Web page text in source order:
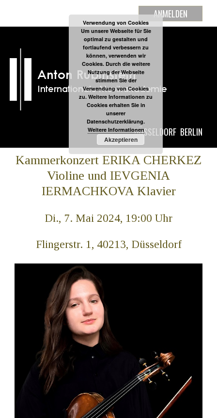
ANMELDEN
DÜSSELDORF BERLIN
Kammerkonzert ERIKA CHERKEZ
Violine und IEVGENIA
IERMACHKOVA Klavier
Di., 7. Mai 2024, 19:00 Uhr
Flingerstr. 1, 40213, Düsseldorf
Verwendung von Cookies
Um unsere Webseite für Sie
optimal zu gestalten und
fortlaufend verbessern zu
können, verwenden wir
Cookies. Durch die weitere
Nutzung der Webseite
stimmen Sie der
Verwendung von Cookies
zu. Weitere Informationen zu
Cookies erhalten Sie in
unserer
Datenschutzerklärung.
Weitere Informationen
Akzeptieren